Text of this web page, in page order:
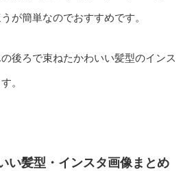
が簡単なのでおすすめです。
後ろで束ねたかわいい髪型のインス
。
い髪型・インスタ画像まとめ